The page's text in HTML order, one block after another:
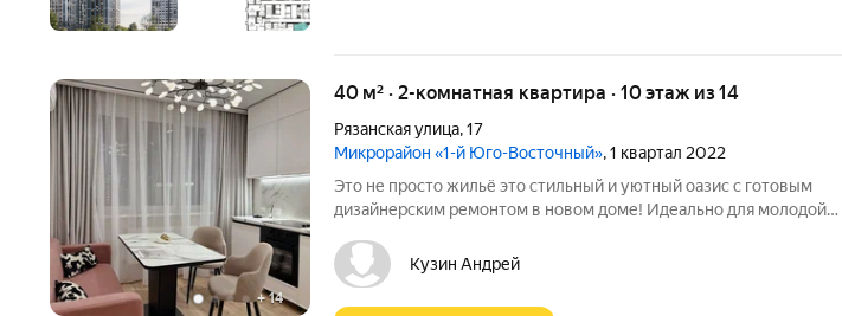
+14
40 м² · 2-комнатная квартира · 10 этаж из 14
Рязанская улица,17
Микрорайон «1-й Юго-Восточный», 1 квартал 2022
Это не просто жильё это стильный и уютный оазис с готовым
дизайнерским ремонтом в новом доме! Идеально для молодой
(высокий спрос на меблированные квартиры с ремонтом). Что
Кузин Андрей